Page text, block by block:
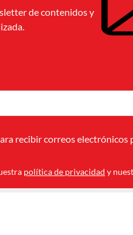
de contenidos y
recibir correos electrónicos
política de privacidad y